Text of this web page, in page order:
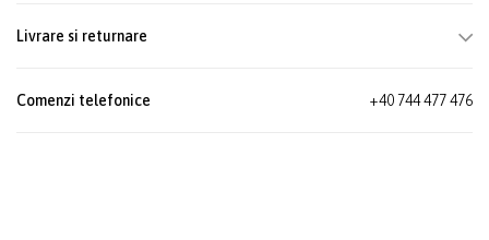
Livrare si returnare
Comenzi telefonice +40 744 477 476